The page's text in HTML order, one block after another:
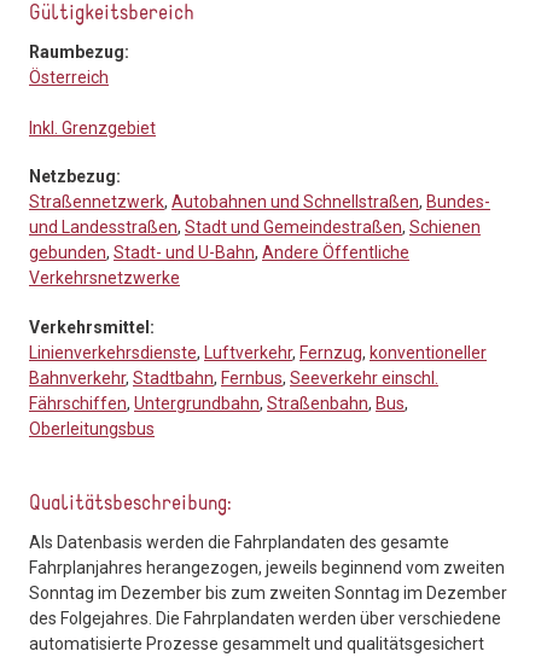
Gültigkeitsbereich
Raumbezug:
Österreich
Inkl. Grenzgebiet
Netzbezug:
Straßennetzwerk, Autobahnen und Schnellstraßen, Bundes-
und Landesstraßen, Stadt und Gemeindestraßen, Schienen
gebunden, Stadt- und U-Bahn, Andere Öffentliche
Verkehrsnetzwerke
Verkehrsmittel:
Linienverkehrsdienste, Luftverkehr, Fernzug, konventioneller
Bahnverkehr, Stadtbahn, Fernbus, Seeverkehr einschl.
Fährschiffen, Untergrundbahn, Straßenbahn, Bus,
Oberleitungsbus
Qualitätsbeschreibung:
Als Datenbasis werden die Fahrplandaten des gesamte
Fahrplanjahres herangezogen, jeweils beginnend vom zweiten
Sonntag im Dezember bis zum zweiten Sonntag im Dezember
des Folgejahres. Die Fahrplandaten werden über verschiedene
automatisierte Prozesse gesammelt und qualitätsgesichert